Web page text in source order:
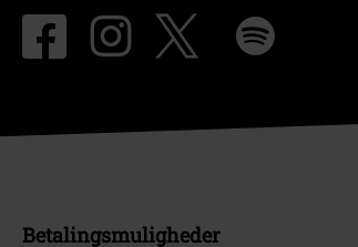
Betalingsmuligheder